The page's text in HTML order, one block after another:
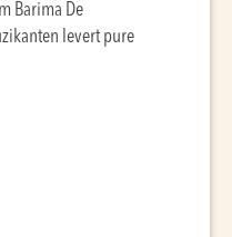
Barima De
levert pure